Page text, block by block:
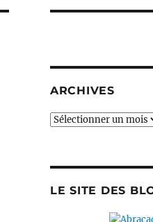
ARCHIVES
Archives
LE SITE DES